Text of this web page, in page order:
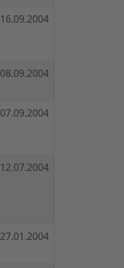
16.09.2004
08.09.2004
07.09.2004
12.07.2004
27.01.2004